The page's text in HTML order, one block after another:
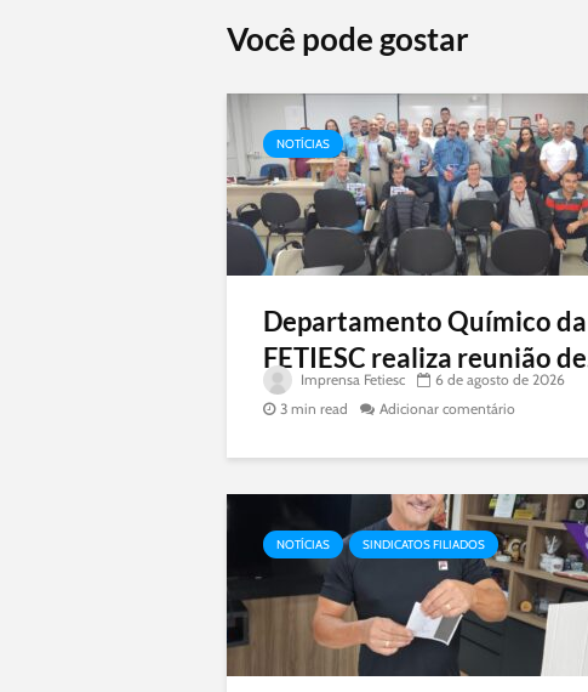
Você pode gostar
NOTÍCIAS
Departamento Químico da
FETIESC realiza reunião
Imprensa Fetiesc
6 de agosto de 2026
3 min read
Adicionar comentário
NOTÍCIAS SINDICATOS FILIADOS